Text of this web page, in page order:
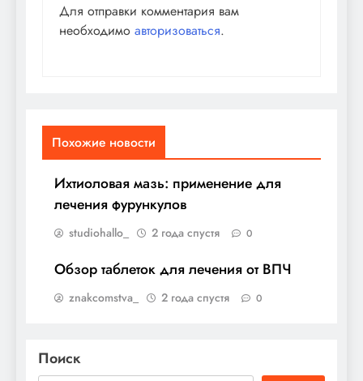
Для отправки комментария вам
необходимо авторизоваться.
Похожие новости
Ихтиоловая мазь: применение для
лечения фурункулов
studiohallo_ 2 года спустя 0
Обзор таблеток для лечения от ВПЧ
znakcomstva_ 2 года спустя 0
Поиск